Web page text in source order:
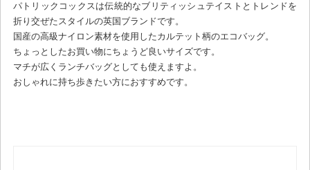
パトリックコックスは伝統的なブリティッシュテイストとトレンドを
折り交ぜたスタイルの英国ブランドです。
国産の高級ナイロン素材を使用したカルテット柄のエコバッグ。
ちょっとしたお買い物にちょうど良いサイズです。
マチが広くランチバッグとしても使えますよ。
おしゃれに持ち歩きたい方におすすめです。